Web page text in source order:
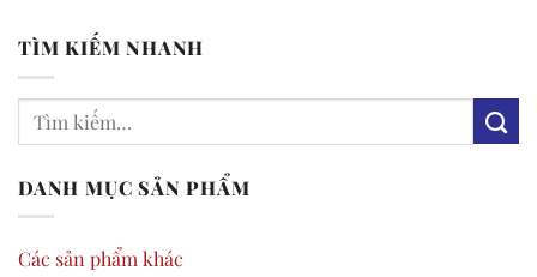
TÌM KIẾM NHANH
DANH MỤC SẢN PHẨM
Các sản phẩm khác